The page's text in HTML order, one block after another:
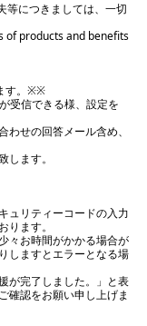
等につきましては、一切
of products and benefits
す。※※
受信できる様、設定を
せの回答メール含め、
ます。
ュリティーコードの入力
ます。
々お時間がかかる場合が
しますとエラーとなる場
が完了しました。」と表
確認をお願い申し上げま